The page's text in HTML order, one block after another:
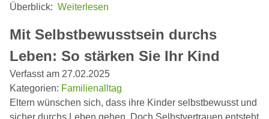
Überblick: Weiterlesen
Mit Selbstbewusstsein durchs
Leben: So stärken Sie Ihr Kind
Verfasst am 27.02.2025
Kategorien: Familienalltag
Eltern wünschen sich, dass ihre Kinder selbstbewusst und
sicher durchs Leben gehen. Doch Selbstvertrauen entsteht